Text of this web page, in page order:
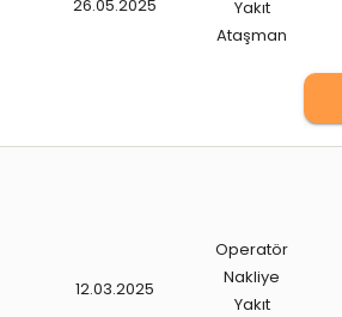
26.05.2025
Yakıt
Ataşman
12.03.2025
Operatör
Nakliye
Yakıt